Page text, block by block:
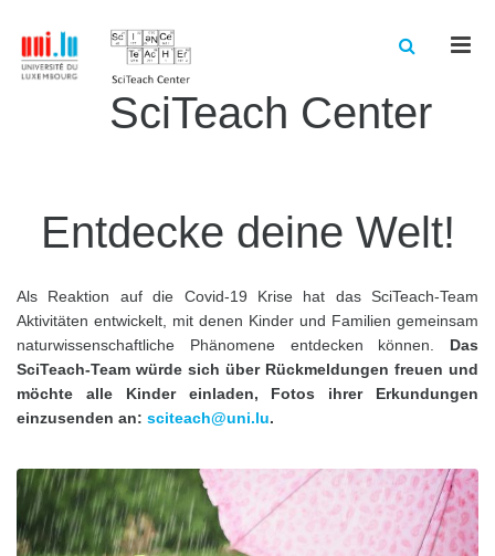
SciTeach Center
Entdecke deine Welt!
Als Reaktion auf die Covid-19 Krise hat das SciTeach-Team
Aktivitäten entwickelt, mit denen Kinder und Familien gemeinsam
naturwissenschaftliche Phänomene entdecken können. Das
SciTeach-Team würde sich über Rückmeldungen freuen und
möchte alle Kinder einladen, Fotos ihrer Erkundungen
einzusenden an: sciteach@uni.lu.